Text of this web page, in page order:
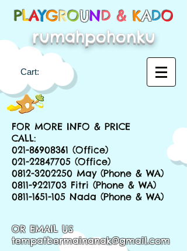
PLAYGROUND & KADO
rumahpohonku
Cart:
FOR MORE INFO & PRICE
CALL:
021-86908361 (Office)
021-22847705 (Office)
0812-3202250 May (Phone & WA)
0811-9221703 Fitri (Phone & WA)
0811-1651-105 Nada (Phone & WA)
OR EMAIL US
tempatbermainanak@gmail.com